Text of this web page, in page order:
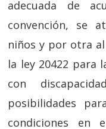
adecuada de
convención, se
niños y por otra
la ley 20422 para
con discapacidad
posibilidades
condiciones en